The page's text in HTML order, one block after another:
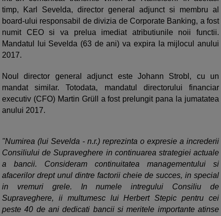
timp, Karl Sevelda, director general adjunct si membru al
board-ului responsabil de divizia de Corporate Banking, a fost
numit CEO si va prelua imediat atributiunile noii functii.
Mandatul lui Sevelda (63 de ani) va expira la mijlocul anului
2017.
Noul director general adjunct este Johann Strobl, cu un
mandat similar. Totodata, mandatul directorului financiar
executiv (CFO) Martin Grüll a fost prelungit pana la jumatatea
anului 2017.
"Numirea (lui Sevelda - n.r.) reprezinta o expresie a increderii
Consiliului de Supraveghere in continuarea strategiei actuale
a bancii. Consideram continuitatea managementului si
afacerilor drept unul dintre factorii cheie de succes, in special
in vremuri grele. In numele intregului Consiliu de
Supraveghere, ii multumesc lui Herbert Stepic pentru cei
peste 40 de ani dedicati bancii si meritele importante atinse